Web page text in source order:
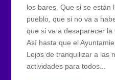
los bares. Que si se están
pueblo, que si no va a
que si va a desaparecer
Así hasta que el
Lejos de tranquilizar a las
actividades para todos...